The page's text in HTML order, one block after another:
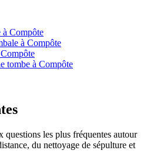
à Compôte
à Compôte
tombe à Compôte
questions les plus fréquentes autour
du nettoyage de sépulture et